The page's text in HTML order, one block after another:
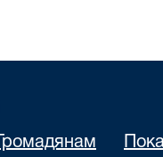
Громадянам